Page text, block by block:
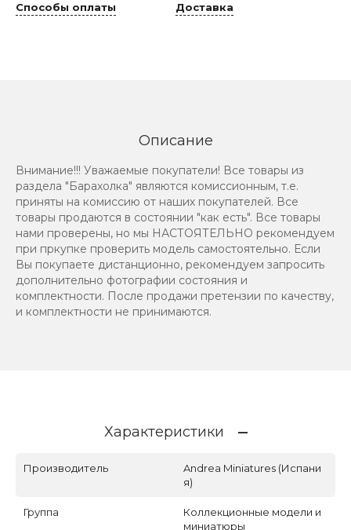
Способы оплаты Доставка
Описание
Внимание!!! Уважаемые покупатели! Все товары из
раздела "Барахолка" являются комиссионным, т.е.
приняты на комиссию от наших покупателей. Все
товары продаются в состоянии "как есть". Все товары
нами проверены, но мы НАСТОЯТЕЛЬНО рекомендуем
при пркупке проверить модель самостоятельно. Если
Вы покупаете дистанционно, рекомендуем запросить
дополнительно фотографии состояния и
комплектности. После продажи претензии по качеству,
и комплектности не принимаются.
Характеристики
Производитель
Andrea Miniatures (Испани
я)
Группа
Коллекционные модели и
миниатюры